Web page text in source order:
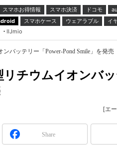
スマホお得情報 スマホ決済 ドコモ au
スマホケース ウェアラブル イ
IIJmio
バッテリー「Power-Pond Smile」を発売
チウムイオンバ
[エ
Share